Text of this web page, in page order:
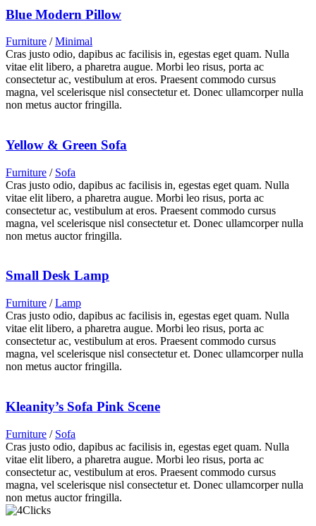
Blue Modern Pillow
Furniture / Minimal
Cras justo odio, dapibus ac facilisis in, egestas eget quam. Nulla
vitae elit libero, a pharetra augue. Morbi leo risus, porta ac
consectetur ac, vestibulum at eros. Praesent commodo cursus
magna, vel scelerisque nisl consectetur et. Donec ullamcorper nulla
non metus auctor fringilla.
Yellow & Green Sofa
Furniture / Sofa
Cras justo odio, dapibus ac facilisis in, egestas eget quam. Nulla
vitae elit libero, a pharetra augue. Morbi leo risus, porta ac
consectetur ac, vestibulum at eros. Praesent commodo cursus
magna, vel scelerisque nisl consectetur et. Donec ullamcorper nulla
non metus auctor fringilla.
Small Desk Lamp
Furniture / Lamp
Cras justo odio, dapibus ac facilisis in, egestas eget quam. Nulla
vitae elit libero, a pharetra augue. Morbi leo risus, porta ac
consectetur ac, vestibulum at eros. Praesent commodo cursus
magna, vel scelerisque nisl consectetur et. Donec ullamcorper nulla
non metus auctor fringilla.
Kleanity’s Sofa Pink Scene
Furniture / Sofa
Cras justo odio, dapibus ac facilisis in, egestas eget quam. Nulla
vitae elit libero, a pharetra augue. Morbi leo risus, porta ac
consectetur ac, vestibulum at eros. Praesent commodo cursus
magna, vel scelerisque nisl consectetur et. Donec ullamcorper nulla
non metus auctor fringilla.